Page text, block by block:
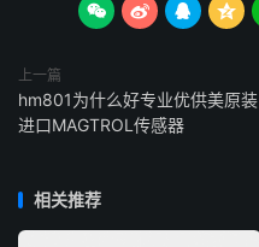
   
上一篇
hm801为什么好专业优供美原装
进口MAGTROL传感器
相关推荐